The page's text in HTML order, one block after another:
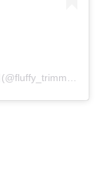
北摂トリミングサロン fluffy/箕面 茨木 吹田(@fluffy_trimming)がシェアした投稿